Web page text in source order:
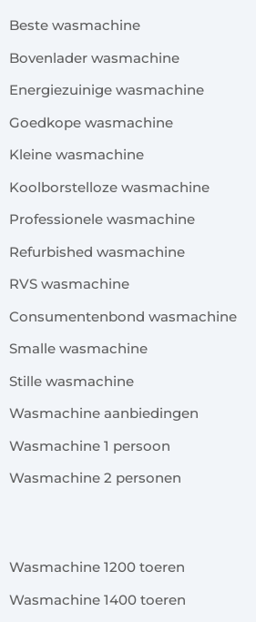
Beste wasmachine
Bovenlader wasmachine
Energiezuinige wasmachine
Goedkope wasmachine
Kleine wasmachine
Koolborstelloze wasmachine
Professionele wasmachine
Refurbished wasmachine
RVS wasmachine
Consumentenbond wasmachine
Smalle wasmachine
Stille wasmachine
Wasmachine aanbiedingen
Wasmachine 1 persoon
Wasmachine 2 personen
Wasmachine 1200 toeren
Wasmachine 1400 toeren